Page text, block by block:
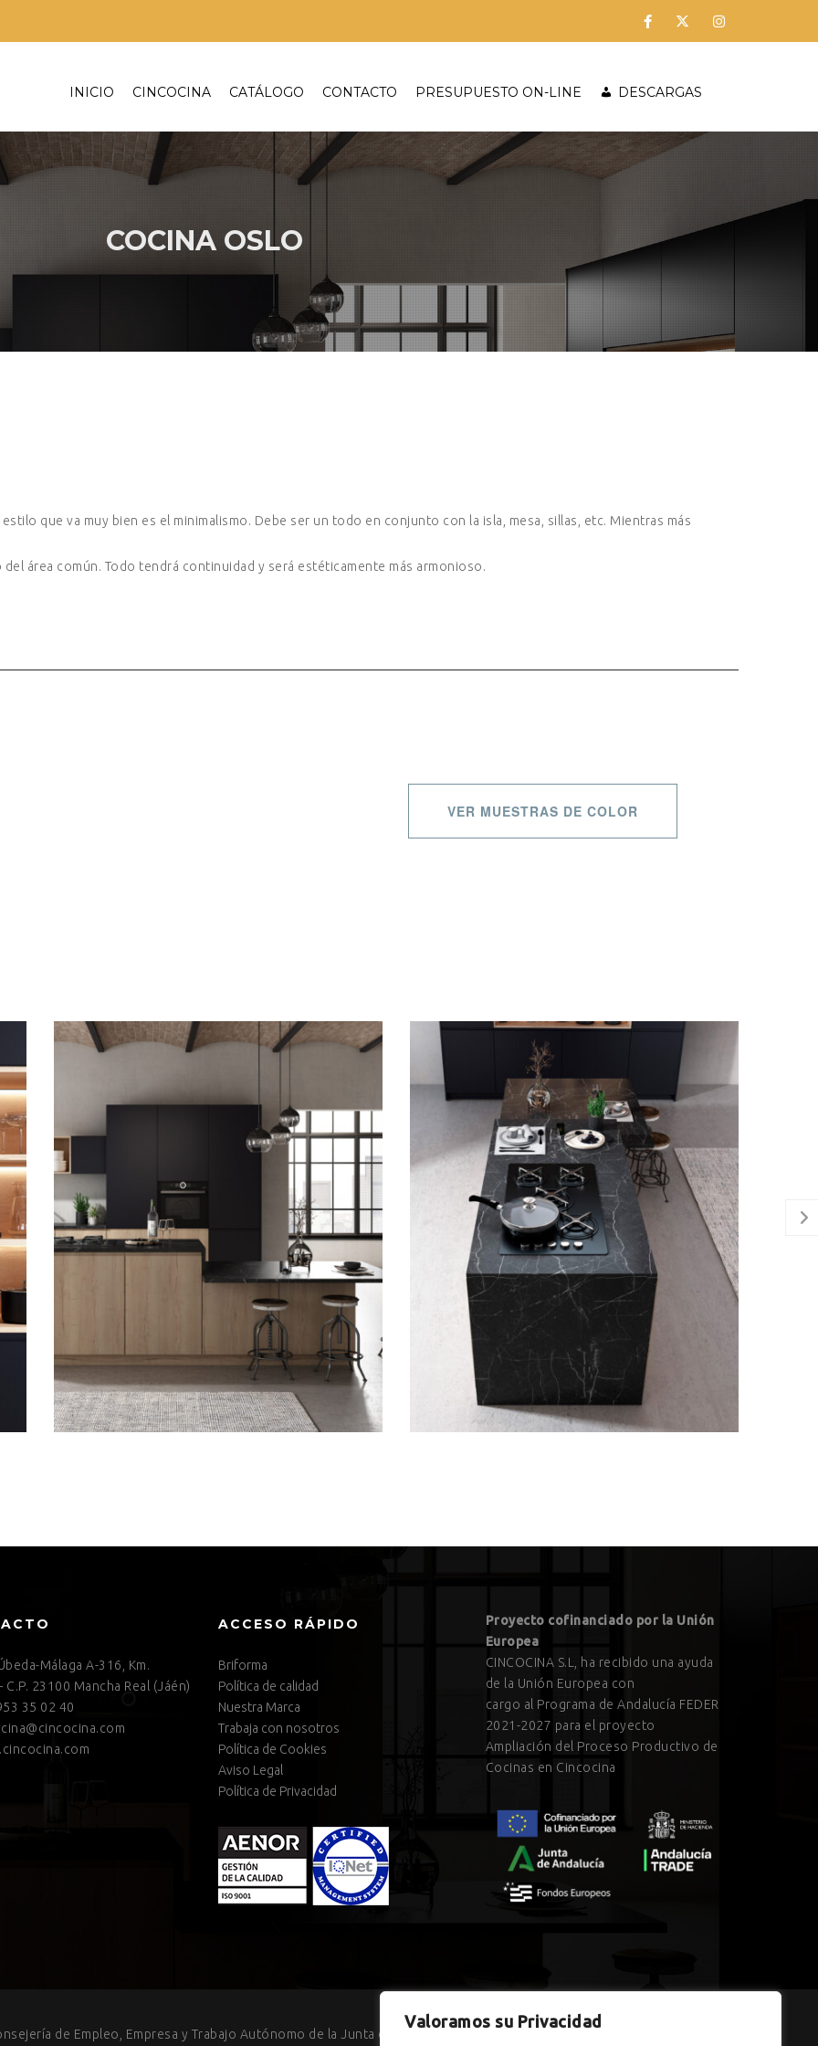
Valoramos su Privacidad
INICIO CINCOCINA CATÁLOGO CONTACTO PRESUPUESTO ON-LINE DESCARGAS
COCINA OSLO
que va muy bien es el minimalismo. Debe ser un todo en conjunto con la isla, mesa, sillas, etc. Mientras más
área común. Todo tendrá continuidad y será estéticamente más armonioso.
VER MUESTRAS DE COLOR
Málaga A-316, Km.
C.P. 23100 Mancha Real (Jáén)
35 02 40
ACCESO RÁPIDO
Briforma
Política de calidad
Nuestra Marca
Trabaja con nosotros
Política de Cookies
Aviso Legal
Política de Privacidad
Proyecto cofinanciado por la Unión
Europea
CINCOCINA S.L, ha recibido una ayuda
de la Unión Europea con
cargo al Programa de Andalucía FEDER
2021-2027 para el proyecto
Ampliación del Proceso Productivo de
Cocinas en Cincocina
de Empleo, Empresa y Trabajo Autónomo de la Junta de Andalucía, financiada por la Unión Europea con cargo